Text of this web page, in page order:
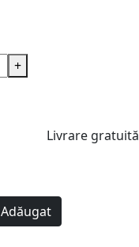
+
Livrare gratuită
Adăugat